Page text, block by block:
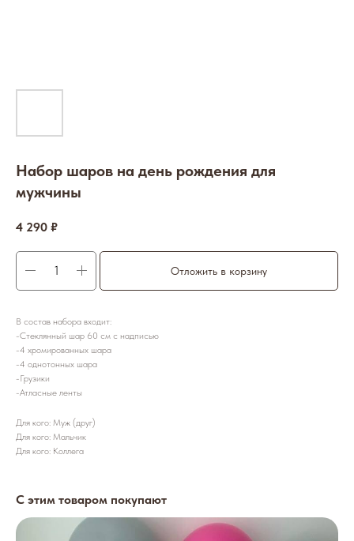
Набор шаров на день рождения для
мужчины
4 290 ₽
Отложить в корзину
В состав набора входит:
-Стеклянный шар 60 см с надписью
-4 хромированных шара
-4 однотонных шара
-Грузики
-Атласные ленты
Для кого: Муж (друг)
Для кого: Мальчик
Для кого: Коллега
С этим товаром покупают